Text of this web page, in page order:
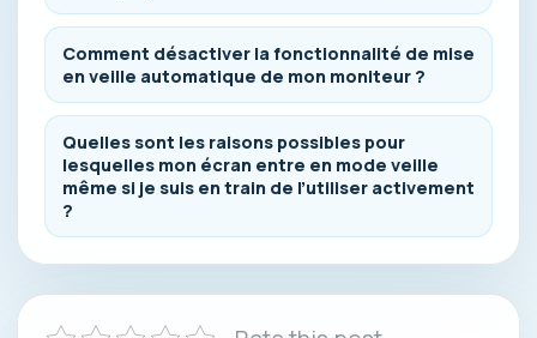
Comment désactiver la fonctionnalité de mise
en veille automatique de mon moniteur ?
Quelles sont les raisons possibles pour
lesquelles mon écran entre en mode veille
même si je suis en train de l’utiliser activement
?